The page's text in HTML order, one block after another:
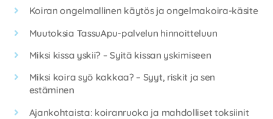
Koiran ongelmallinen käytös ja ongelmakoira-käsite
Muutoksia TassuApu-palvelun hinnoitteluun
Miksi kissa yskii? – Syitä kissan yskimiseen
Miksi koira syö kakkaa? – Syyt, riskit ja sen
estäminen
Ajankohtaista: koiranruoka ja mahdolliset toksiinit